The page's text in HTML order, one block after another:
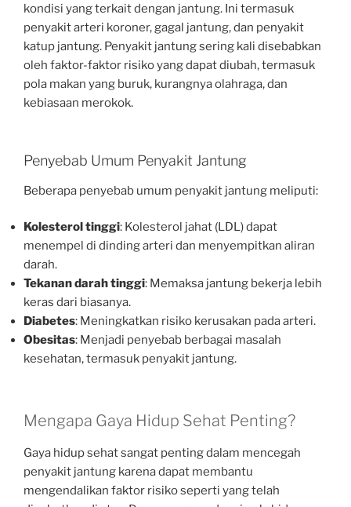
kondisi yang terkait dengan jantung. Ini termasuk
penyakit arteri koroner, gagal jantung, dan penyakit
katup jantung. Penyakit jantung sering kali disebabkan
oleh faktor-faktor risiko yang dapat diubah, termasuk
pola makan yang buruk, kurangnya olahraga, dan
kebiasaan merokok.
Penyebab Umum Penyakit Jantung
Beberapa penyebab umum penyakit jantung meliputi:
Kolesterol tinggi: Kolesterol jahat (LDL) dapat
menempel di dinding arteri dan menyempitkan aliran
darah.
Tekanan darah tinggi: Memaksa jantung bekerja lebih
keras dari biasanya.
Diabetes: Meningkatkan risiko kerusakan pada arteri.
Obesitas: Menjadi penyebab berbagai masalah
kesehatan, termasuk penyakit jantung.
Mengapa Gaya Hidup Sehat Penting?
Gaya hidup sehat sangat penting dalam mencegah
penyakit jantung karena dapat membantu
mengendalikan faktor risiko seperti yang telah